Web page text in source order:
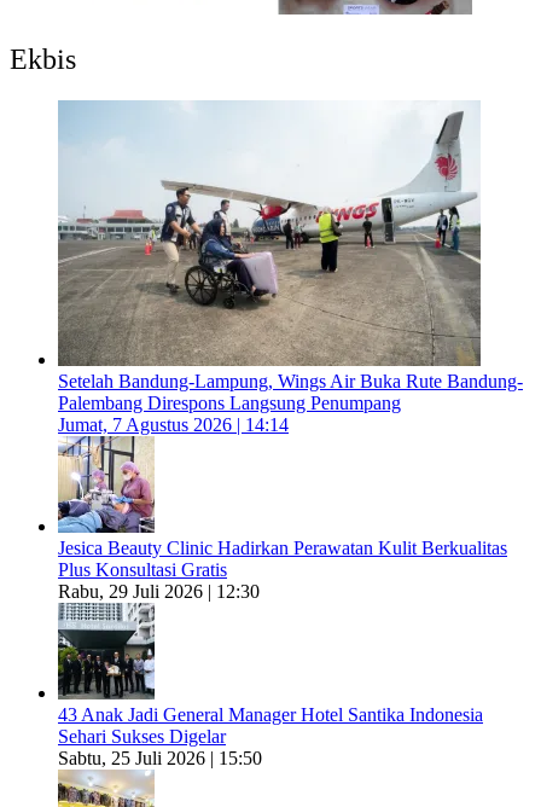
Ekbis
Setelah Bandung-Lampung, Wings Air Buka Rute Bandung-
Palembang Direspons Langsung Penumpang
Jumat, 7 Agustus 2026 | 14:14
Jesica Beauty Clinic Hadirkan Perawatan Kulit Berkualitas
Plus Konsultasi Gratis
Rabu, 29 Juli 2026 | 12:30
43 Anak Jadi General Manager Hotel Santika Indonesia
Sehari Sukses Digelar
Sabtu, 25 Juli 2026 | 15:50